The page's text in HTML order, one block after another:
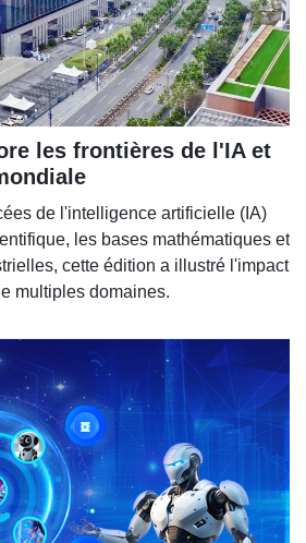
les frontières de l'IA et
de l'intelligence artificielle (IA)
les bases mathématiques et
cette édition a illustré l'impact
multiples domaines.